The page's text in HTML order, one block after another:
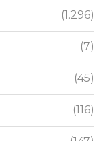
(1.296)
(7)
(45)
(116)